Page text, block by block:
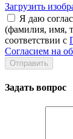
Загрузить
Я даю
(фамилия, имя,
соответствии с
Согласием на
Задать вопрос